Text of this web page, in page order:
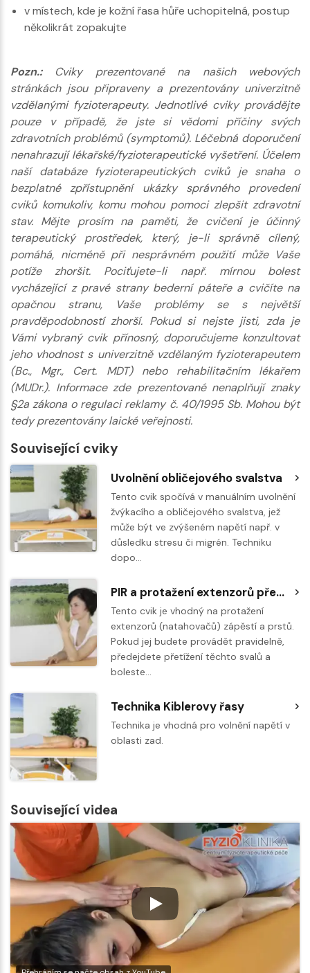
v místech, kde je kožní řasa hůře uchopitelná, postup
několikrát zopakujte
Pozn.: Cviky prezentované na našich webových
stránkách jsou připraveny a prezentovány univerzitně
vzdělanými fyzioterapeuty. Jednotlivé cviky provádějte
pouze v případě, že jste si vědomi příčiny svých
zdravotních problémů (symptomů). Léčebná doporučení
nenahrazují lékařské/fyzioterapeutické vyšetření. Účelem
naší databáze fyzioterapeutických cviků je snaha o
bezplatné zpřístupnění ukázky správného provedení
cviků komukoliv, komu mohou pomoci zlepšit zdravotní
stav. Mějte prosím na paměti, že cvičení je účinný
terapeutický prostředek, který, je-li správně cílený,
pomáhá, nicméně při nesprávném použití může Vaše
potíže zhoršit. Pociťujete-li např. mírnou bolest
vycházející z pravé strany bederní páteře a cvičíte na
opačnou stranu, Vaše problémy se s největší
pravděpodobností zhorší. Pokud si nejste jisti, zda je
Vámi vybraný cvik přínosný, doporučujeme konzultovat
jeho vhodnost s univerzitně vzdělaným fyzioterapeutem
(Bc., Mgr., Cert. MDT) nebo rehabilitačním lékařem
(MUDr.). Informace zde prezentované nenaplňují znaky
§2a zákona o regulaci reklamy č. 40/1995 Sb. Mohou být
tedy prezentovány laické veřejnosti.
Související cviky
Uvolnění obličejového svalstva
Tento cvik spočívá v manuálním uvolnění
žvýkacího a obličejového svalstva, jež
může být ve zvýšeném napětí např. v
důsledku stresu či migrén. Techniku
dopo…
PIR a protažení extenzorů předloktí a ruky
Tento cvik je vhodný na protažení
extenzorů (natahovačů) zápěstí a prstů.
Pokud jej budete provádět pravidelně,
předejdete přetížení těchto svalů a
boleste…
Technika Kiblerovy řasy
Technika je vhodná pro volnění napětí v
oblasti zad.
Související videa